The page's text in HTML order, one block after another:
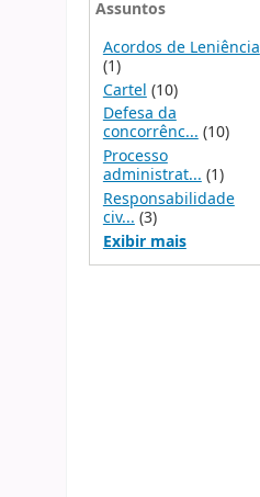
Assuntos
Acordos de Leniência
(1)
Cartel (10)
Defesa da
concorrênc...(10)
Processo
administrat... (1)
Responsabilidade
civ... (3)
Exibir mais